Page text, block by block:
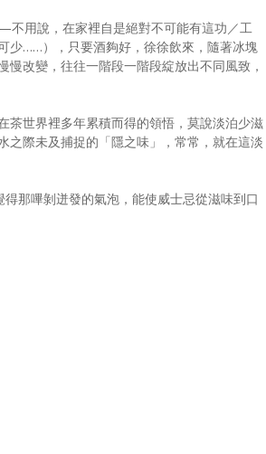
用說，在家裡自是絕對不可能有這功／工
少……），只要酒夠好，徐徐飲來，隨著冰塊
慢改變，往往一階段一階段綻放出不同風致，
茶世界裡多年累積而得的領悟，莫說淡泊少滋
之際未及捕捉的「隱之味」，常常，就在這淡
那嗶剝迸發的氣泡，能使威士忌從滋味到口